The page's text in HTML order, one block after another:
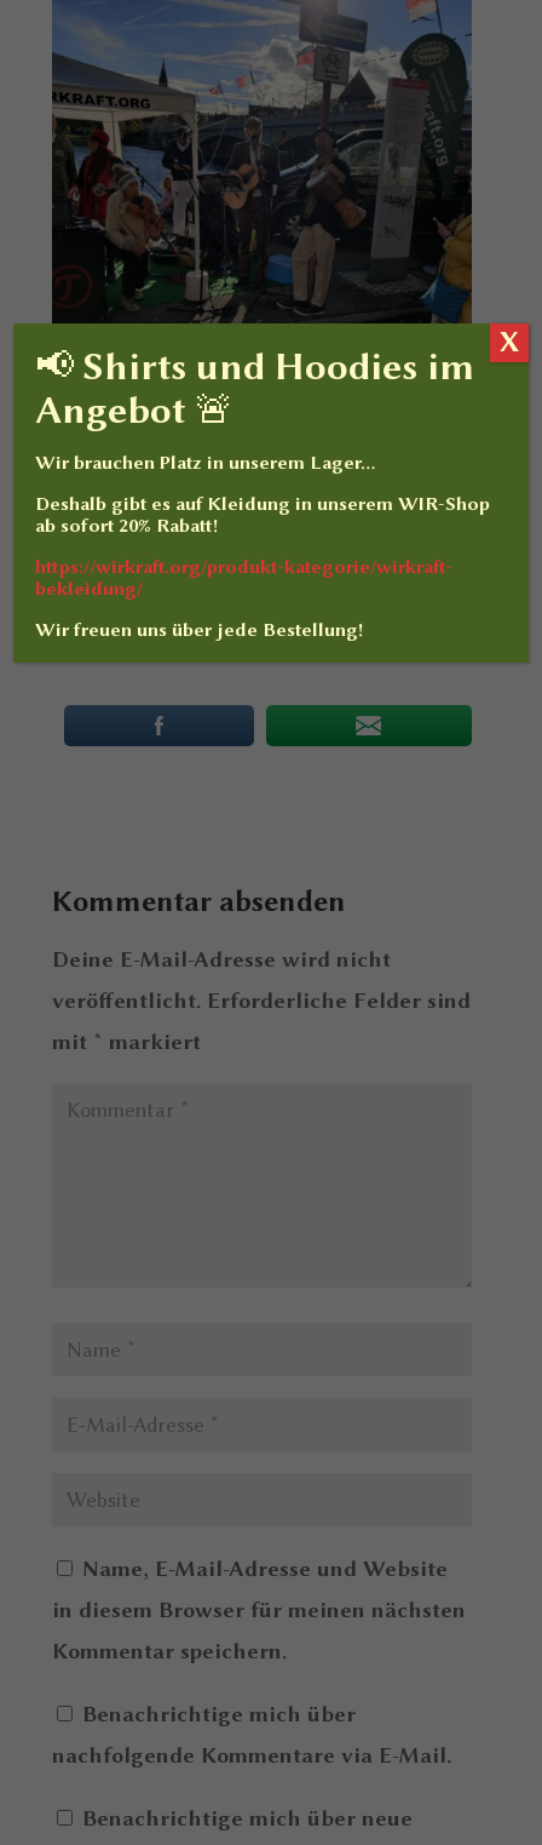
Kommentar absenden
Deine E-Mail-Adresse wird nicht
veröffentlicht. Erforderliche Felder sind
mit * markiert
Name, E-Mail-Adresse und Website
in diesem Browser für meinen nächsten
Kommentar speichern.
Benachrichtige mich über
nachfolgende Kommentare via E-Mail.
Benachrichtige mich über neue
📢 Shirts und Hoodies im
Angebot 🚨
Wir brauchen Platz in unserem Lager…
Deshalb gibt es aufKleidung in unserem WIR-Shop
ab sofort 20% Rabatt!
https://wirkraft.org/produkt-kategorie/wirkraft-
bekleidung/
Wir freuen uns über jede Bestellung!
X